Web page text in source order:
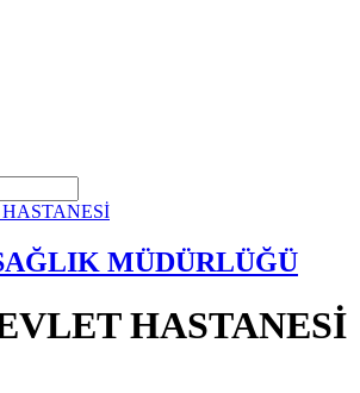
MÜDÜRLÜĞÜ
HASTANESİ